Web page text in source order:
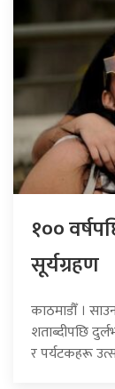
१००
सूर्यग्रहण
काठमाडौँ ।
शताब्दीपछि
र पर्यटकहरू